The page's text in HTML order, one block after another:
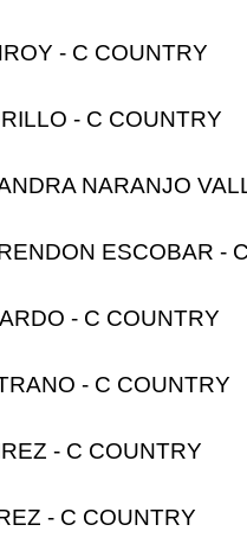
- C COUNTRY
- C COUNTRY
NARANJO
ESCOBAR -
- C COUNTRY
- C COUNTRY
- C COUNTRY
- C COUNTRY